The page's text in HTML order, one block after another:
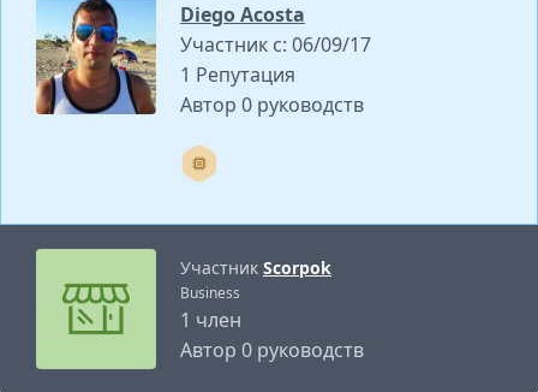
Diego Acosta
Участник с: 06/09/17
1 Репутация
Автор 0 руководств
Участник Scorpok
Business
1 член
Автор 0 руководств